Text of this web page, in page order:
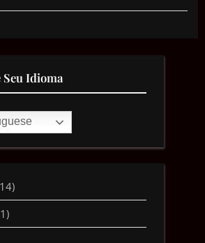
Seu Idioma